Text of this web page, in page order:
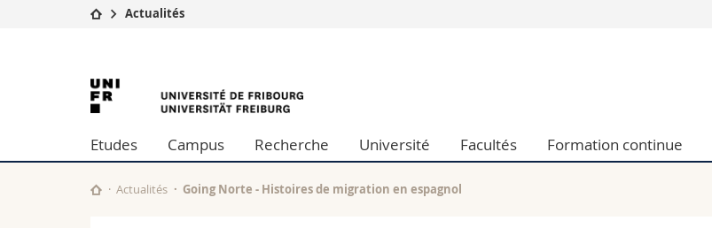
Etudes
Campus
Université
Formation continue
Lettres et sciences humaines
Sciences de l'éducation et de la formation
Sciences et médecine
Interfacultaire
Actualités
University
of
Fribourg
Etudes Campus Recherche Université Facultés Formation continue
Actualités Going Norte - Histoires de migration en espagnol